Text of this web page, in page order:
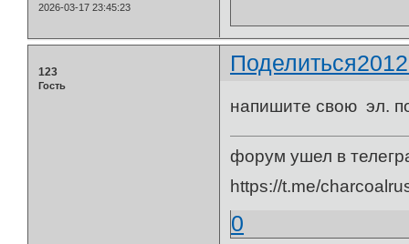
2026-03-17 23:45:23
Поделиться
123
Гость
напишите свою эл.
форум ушел в
https://t.me/
0